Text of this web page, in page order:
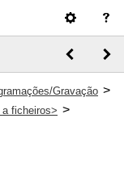
Gravação >
ficheiros> >